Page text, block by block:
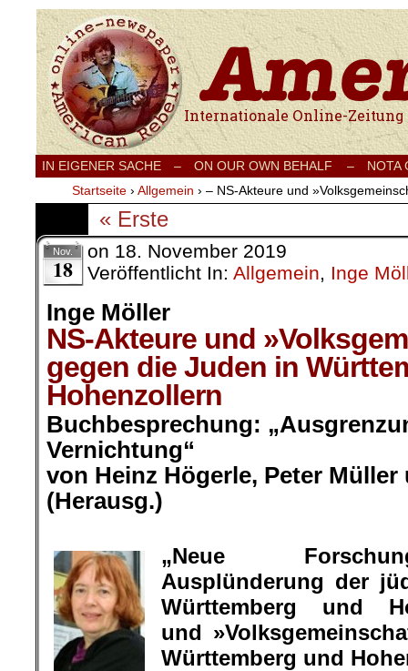
Internationale Onlinezeitung für Frieden,
IN EIGENER SACHE – ON OUR OWN BEHALF –
NOTA
Startseite › Allgemein › – NS-Akteure und
« Erste
Nov.
18
on 18. November 2019
Veröffentlicht In: Allgemein, Inge
Inge Möller
NS-Akteure und
gegen die Juden in
Hohenzollern
Buchbesprechung:
Vernichtung“
von Heinz Högerle, Peter
(Herausg.)
„Neue
Ausplünderung der
Württemberg und
und
Württemberg und